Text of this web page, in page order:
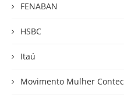
FENABAN
HSBC
Itaú
Movimento Mulher Contec